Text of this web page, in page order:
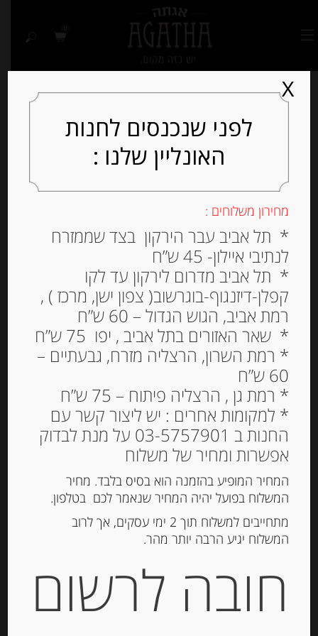
1 ליטר שמנת מתוקה 35%
שומן La Creme Payson
Breton
₪55.00
הוספה לסל
מק"ט:
3412290032567
מוצרי חלב נוספים
לפני שנכנסים לחנות
האונליין שלנו :
מחירון משלוחים :
* תל אביב עבר הירקון בצד שממזרח
לנתיבי איילון- 45 ש”ח
* תל אביב מדרום לירקון עד לקו
קפלן-דיזנגוף-בוגרשוב( צפון ישן, מרכז ) ,
רמת אביב, הגוש הגדול – 60 ש”ח
* שאר האזורים בתל אביב , יפו 75 ש”ח
* רמת השרון, הרצליה מזרח, גבעתיים –
60 ש”ח
* רמת גן , הרצליה פיתוח – 75 ש”ח
* למקומות אחרים : יש ליצור קשר עם
החנות ב 03-5757901 על מנת לבדוק
אפשרות ומחיר של משלוח
המחיר המופיע בהזמנה הוא בסיס בלבד. מחיר
המשלוח בפועל יהיה המחיר שנאמר לכם בטלפון.
מתחייבים למשלוח תוך 2 ימי עסקים, אך לרוב
המשלוח יגיע הרבה יותר מהר.
חובה לרשום
X